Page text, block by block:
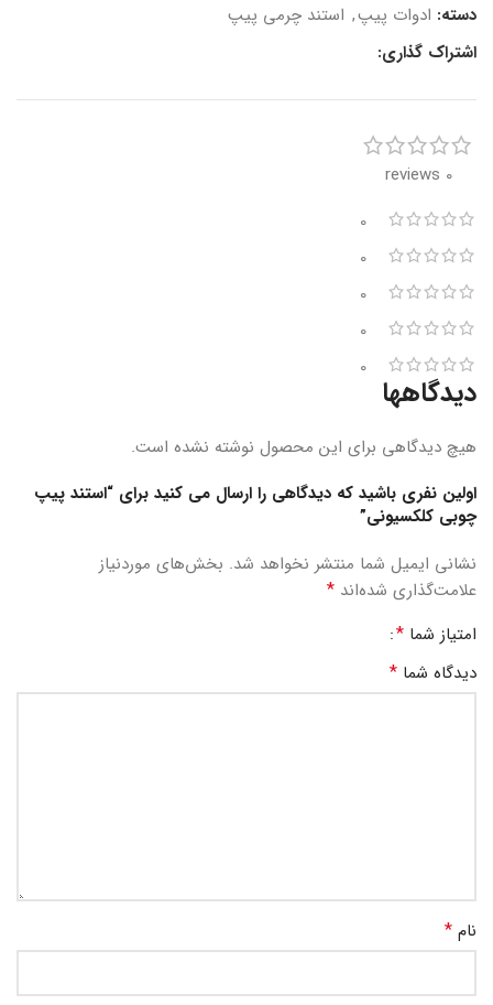
دسته: ادوات پیپ, استند چرمی پیپ
اشتراک گذاری:
0 reviews
0
0
0
0
0
دیدگاهها
هیچ دیدگاهی برای این محصول نوشته نشده است.
اولین نفری باشید که دیدگاهی را ارسال می کنید برای “استند پیپ
چوبی کلکسیونی”
نشانی ایمیل شما منتشر نخواهد شد. بخش‌های موردنیاز
علامت‌گذاری شده‌اند *
امتیاز شما *
دیدگاه شما *
نام *